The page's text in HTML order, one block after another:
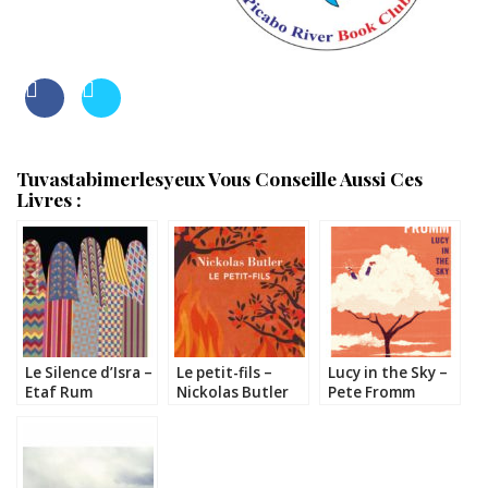
Tuvastabimerlesyeux Vous Conseille Aussi Ces
Livres :
Le Silence d’Isra –
Etaf Rum
Le petit-fils –
Nickolas Butler
Lucy in the Sky –
Pete Fromm